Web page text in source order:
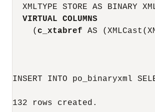
XMLTYPE STORE AS BINARY
VIRTUAL COLUMNS
    (
c_xtabref AS
INSERT INTO po_binaryxml
132 rows created.